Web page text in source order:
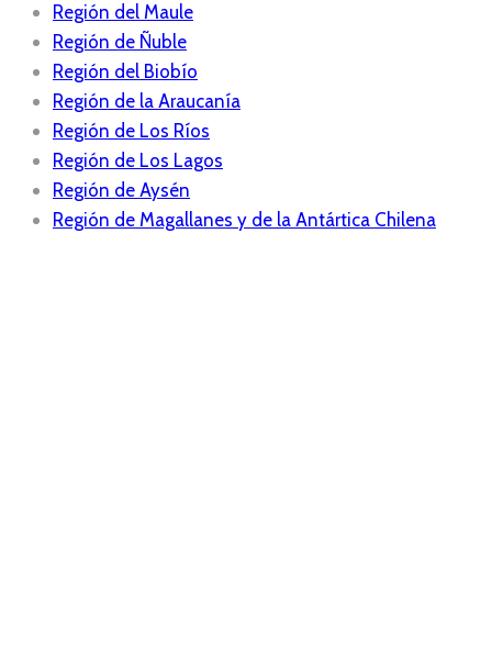
Región del Maule
Región de Ñuble
Región del Biobío
Región de la Araucanía
Región de Los Ríos
Región de Los Lagos
Región de Aysén
Región de Magallanes y de la Antártica Chilena